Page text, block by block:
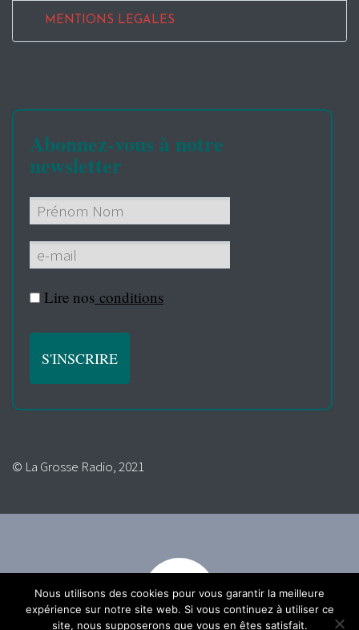
MENTIONS LEGALES
Abonnez-vous à notre
newsletter
Lire nos conditions
© La Grosse Radio, 2021
Nous utilisons des cookies pour vous garantir la meilleure
expérience sur notre site web. Si vous continuez à utiliser ce
site, nous supposerons que vous en êtes satisfait.